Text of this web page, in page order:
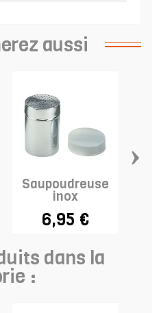
aussi
Saupoudreuse
inox
6,95 €
›
dans la
: